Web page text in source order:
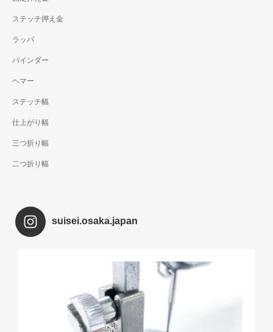
ステッチ押え金
ラッパ
バインダー
ヘマー
ステッチ幅
仕上がり幅
三つ折り幅
二つ折り幅
suisei.osaka.japan